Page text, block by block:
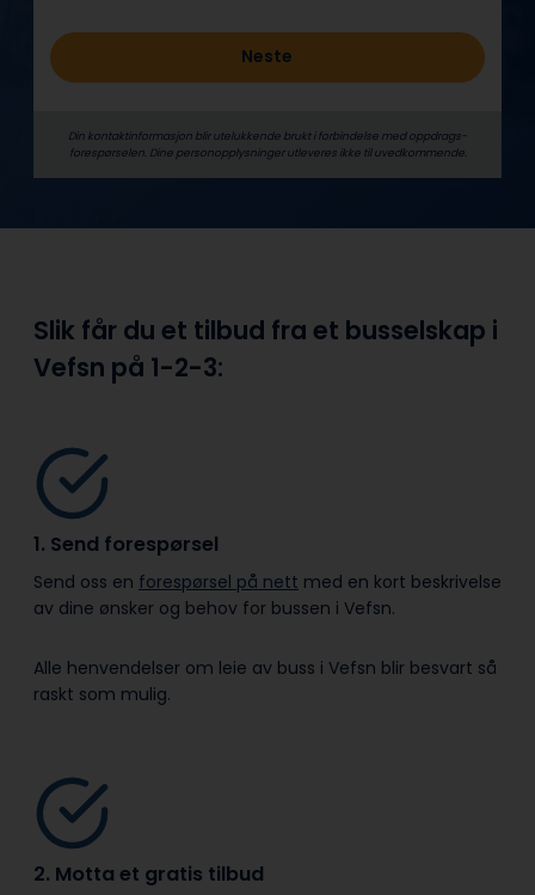
Neste
Din kontaktinformasjon blir utelukkende brukt i forbindelse med oppdrags­
forespørselen. Dine person­­opplysninger utleveres ikke til uvedkommende.
Slik får du et tilbud fra et busselskap i
Vefsn på 1-2-3:
1. Send forespørsel
Send oss en forespørsel på nett med en kort beskrivelse
av dine ønsker og behov for bussen i Vefsn.
Alle henvendelser om leie av buss i Vefsn blir besvart så
raskt som mulig.
2. Motta et gratis tilbud